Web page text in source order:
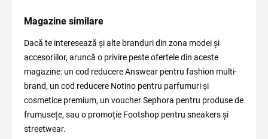
Magazine similare
Dacă te interesează și alte branduri din zona modei și
accesoriilor, aruncă o privire peste ofertele din aceste
magazine: un cod reducere Answear pentru fashion multi-
brand, un cod reducere Notino pentru parfumuri și
cosmetice premium, un voucher Sephora pentru produse de
frumusețe, sau o promoție Footshop pentru sneakers și
streetwear.